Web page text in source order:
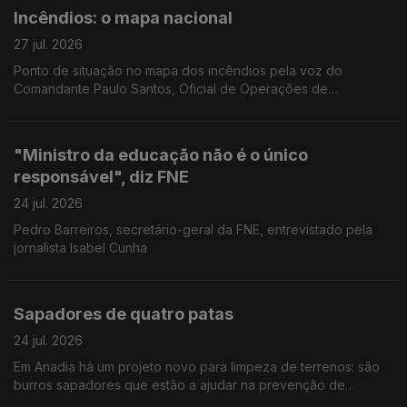
Incêndios: o mapa nacional
27 jul. 2026
Ponto de situação no mapa dos incêndios pela voz do
Comandante Paulo Santos, Oficial de Operações de
"Ministro da educação não é o único
responsável", diz FNE
24 jul. 2026
Pedro Barreiros, secretário-geral da FNE, entrevistado pela
jornalista Isabel Cunha
Sapadores de quatro patas
24 jul. 2026
Em Anadia há um projeto novo para limpeza de terrenos: são
burros sapadores que estão a ajudar na prevenção de